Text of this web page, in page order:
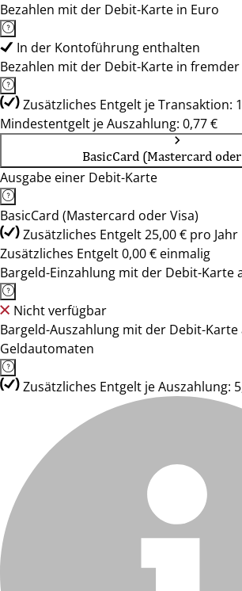
Bezahlen mit der Debit-Karte in Euro
In der Kontoführung enthalten
Bezahlen mit der Debit-Karte in
Zusätzliches Entgelt je Transaktion:
Mindestentgelt je Auszahlung: 0,77 €
BasicCard (Mastercard
Ausgabe einer Debit-Karte
BasicCard (Mastercard oder Visa)
Zusätzliches Entgelt 25,00 € pro Jahr
Zusätzliches Entgelt 0,00 € einmalig
Bargeld-Einzahlung mit der Debit-Karte
Nicht verfügbar
Bargeld-Auszahlung mit der Debit-Karte
Geldautomaten
Zusätzliches Entgelt je Auszahlung: